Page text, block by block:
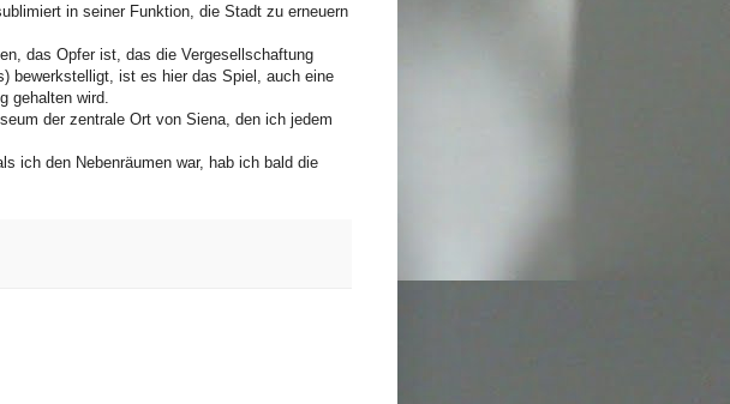
in seiner Funktion, die Stadt zu erneuern
das Opfer ist, das die Vergesellschaftung
bewerkstelligt, ist es hier das Spiel, auch eine
gehalten wird.
der zentrale Ort von Siena, den ich jedem
ich den Nebenräumen war, hab ich bald die